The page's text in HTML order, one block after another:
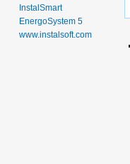
InstalSmart
EnergoSystem 5
www.instalsoft.com